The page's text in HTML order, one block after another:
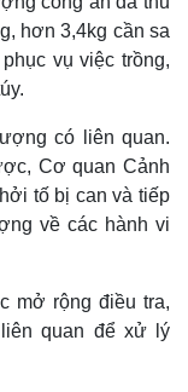
hơn 3,4kg cần sa
vụ việc trồng,
có liên quan.
Cơ quan Cảnh
tố bị can và tiếp
về các hành vi
mở rộng điều tra,
quan để xử lý